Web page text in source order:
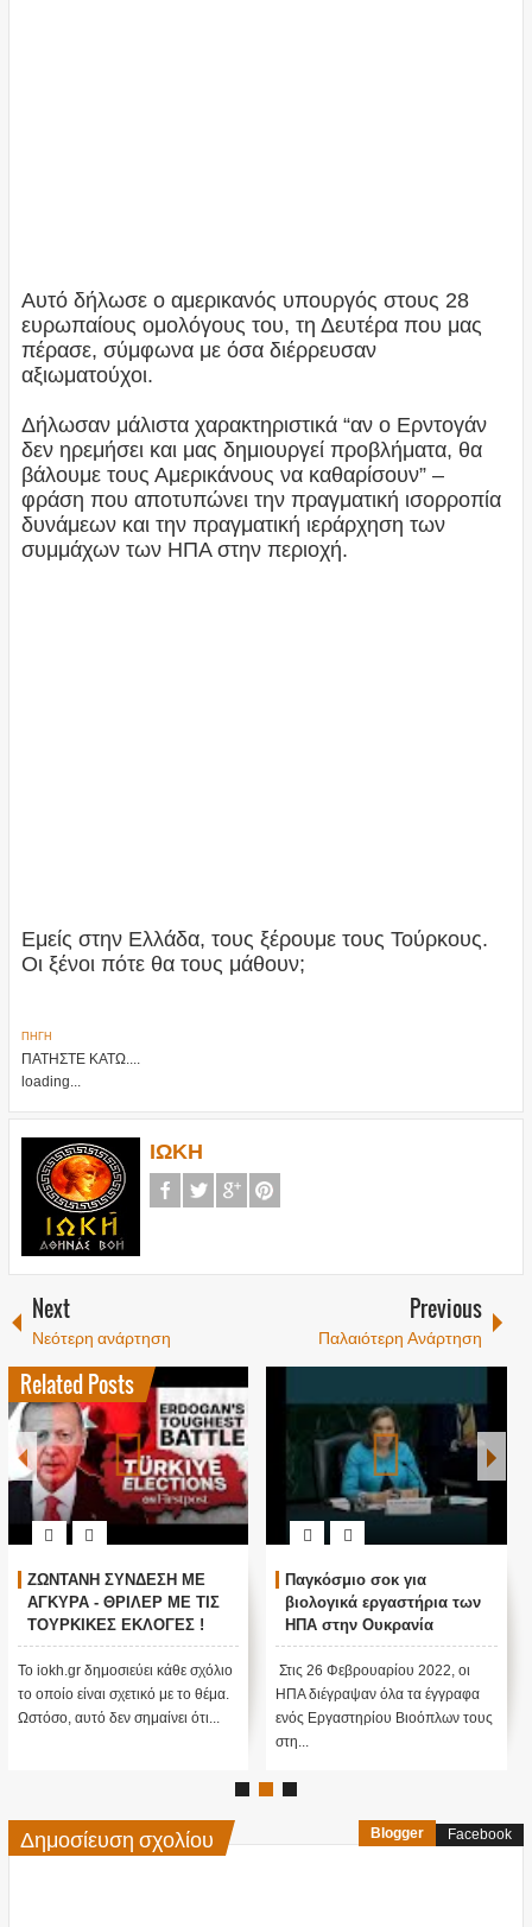
Αυτό δήλωσε ο αμερικανός υπουργός στους 28
ευρωπαίους ομολόγους του, τη Δευτέρα που μας
πέρασε, σύμφωνα με όσα διέρρευσαν
αξιωματούχοι.
Δήλωσαν μάλιστα χαρακτηριστικά “αν ο Ερντογάν
δεν ηρεμήσει και μας δημιουργεί προβλήματα, θα
βάλουμε τους Αμερικάνους να καθαρίσουν” –
φράση που αποτυπώνει την πραγματική ισορροπία
δυνάμεων και την πραγματική ιεράρχηση των
συμμάχων των ΗΠΑ στην περιοχή.
Εμείς στην Ελλάδα, τους ξέρουμε τους Τούρκους.
Οι ξένοι πότε θα τους μάθουν;
ΠΗΓΗ
ΠΑΤΗΣΤΕ ΚΑΤΩ....
loading...
ΙΩΚΗ
Next
Νεότερη ανάρτηση
Previous
Παλαιότερη Ανάρτηση
Related Posts
ΖΩΝΤΑΝΗ ΣΥΝΔΕΣΗ ΜΕ
ΑΓΚΥΡΑ - ΘΡΙΛΕΡ ΜΕ ΤΙΣ
ΤΟΥΡΚΙΚΕΣ ΕΚΛΟΓΕΣ !
Το iokh.gr δημοσιεύει κάθε σχόλιο
το οποίο είναι σχετικό με το θέμα.
Ωστόσο, αυτό δεν σημαίνει ότι...
Παγκόσμιο σοκ για
βιολογικά εργαστήρια των
ΗΠΑ στην Ουκρανία
Στις 26 Φεβρουαρίου 2022, οι
ΗΠΑ διέγραψαν όλα τα έγγραφα
ενός Εργαστηρίου Βιοόπλων τους
στη...
Δημοσίευση σχολίου Blogger Facebook